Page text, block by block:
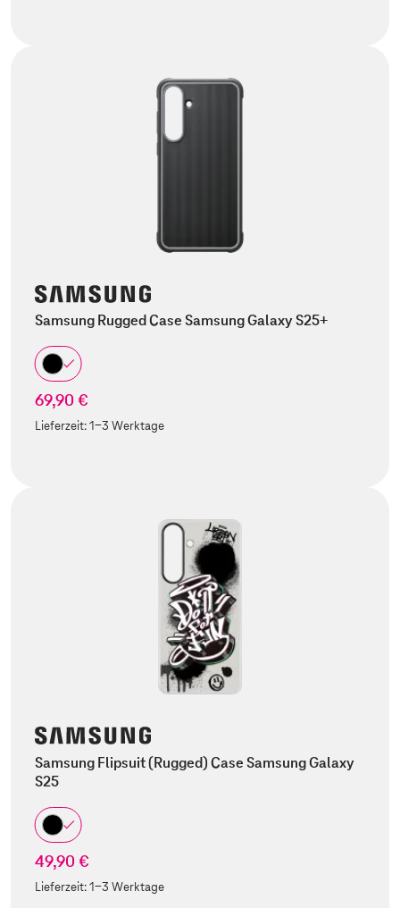
Samsung Rugged Case Samsung Galaxy S25+
69,90 €
Lieferzeit:1-3 Werktage
Samsung Flipsuit (Rugged) Case Samsung Galaxy
S25
49,90 €
Lieferzeit:1-3 Werktage